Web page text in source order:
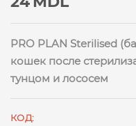
PRO PLAN Sterilised
кошек после
тунцом и лососем
КОД: